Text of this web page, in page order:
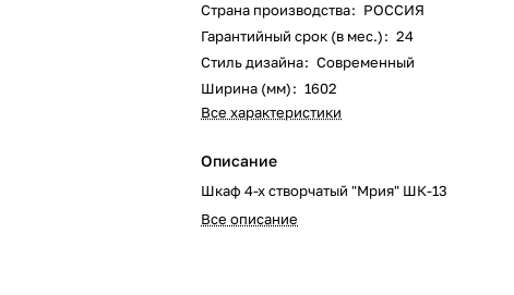
Страна производства: РОССИЯ
Гарантийный срок (в мес.): 24
Стиль дизайна: Современный
Ширина (мм): 1602
Все характеристики
Описание
Шкаф 4-х створчатый "Мрия" ШК-13
Все описание